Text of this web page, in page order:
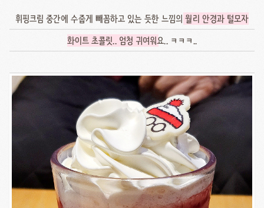
휘핑크림 중간에 수줍게 빼꼼하고 있는 듯한 느낌의월리 안경과 털모자
화이트 초콜릿.. 엄청 귀여워요.. ㅋㅋㅋ..